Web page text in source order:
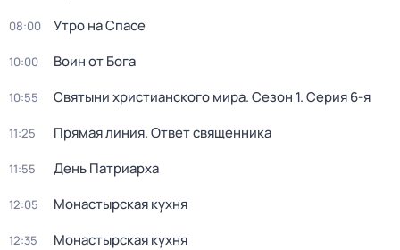
08:00 Утро на Спасе
10:00 Воин от Бога
10:55 Святыни христианского мира. Сезон 1. Серия 6-я
11:25 Прямая линия. Ответ священника
11:55 День Патриарха
12:05 Монастырская кухня
12:35 Монастырская кухня